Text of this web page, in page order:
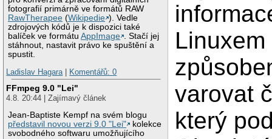
fotografií primárně ve formátů RAW
RawTherapee (Wikipedie ). Vedle
zdrojových kódů je k dispozici také
balíček ve formátuAppImage
. Stačí jej
stáhnout, nastavit právo ke spuštění a
spustit.
Ladislav Hagara| Komentářů: 0
FFmpeg 9.0 "Lei"
4.8. 20:44 | Zajímavý článek
Jean-Baptiste Kempf na svém blogu
představil novou verzi 9.0 "Lei"
kolekce
svobodného softwaru umožňujícího
varovat
který